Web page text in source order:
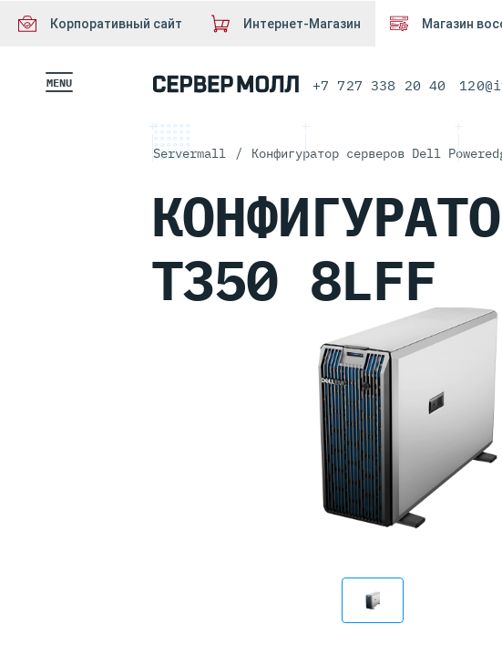
Корпоративный сайт Интернет-Магазин Магазин
MENU +7 727 338 20 40
Servermall / Конфигуратор серверов Dell
T350 8LFF